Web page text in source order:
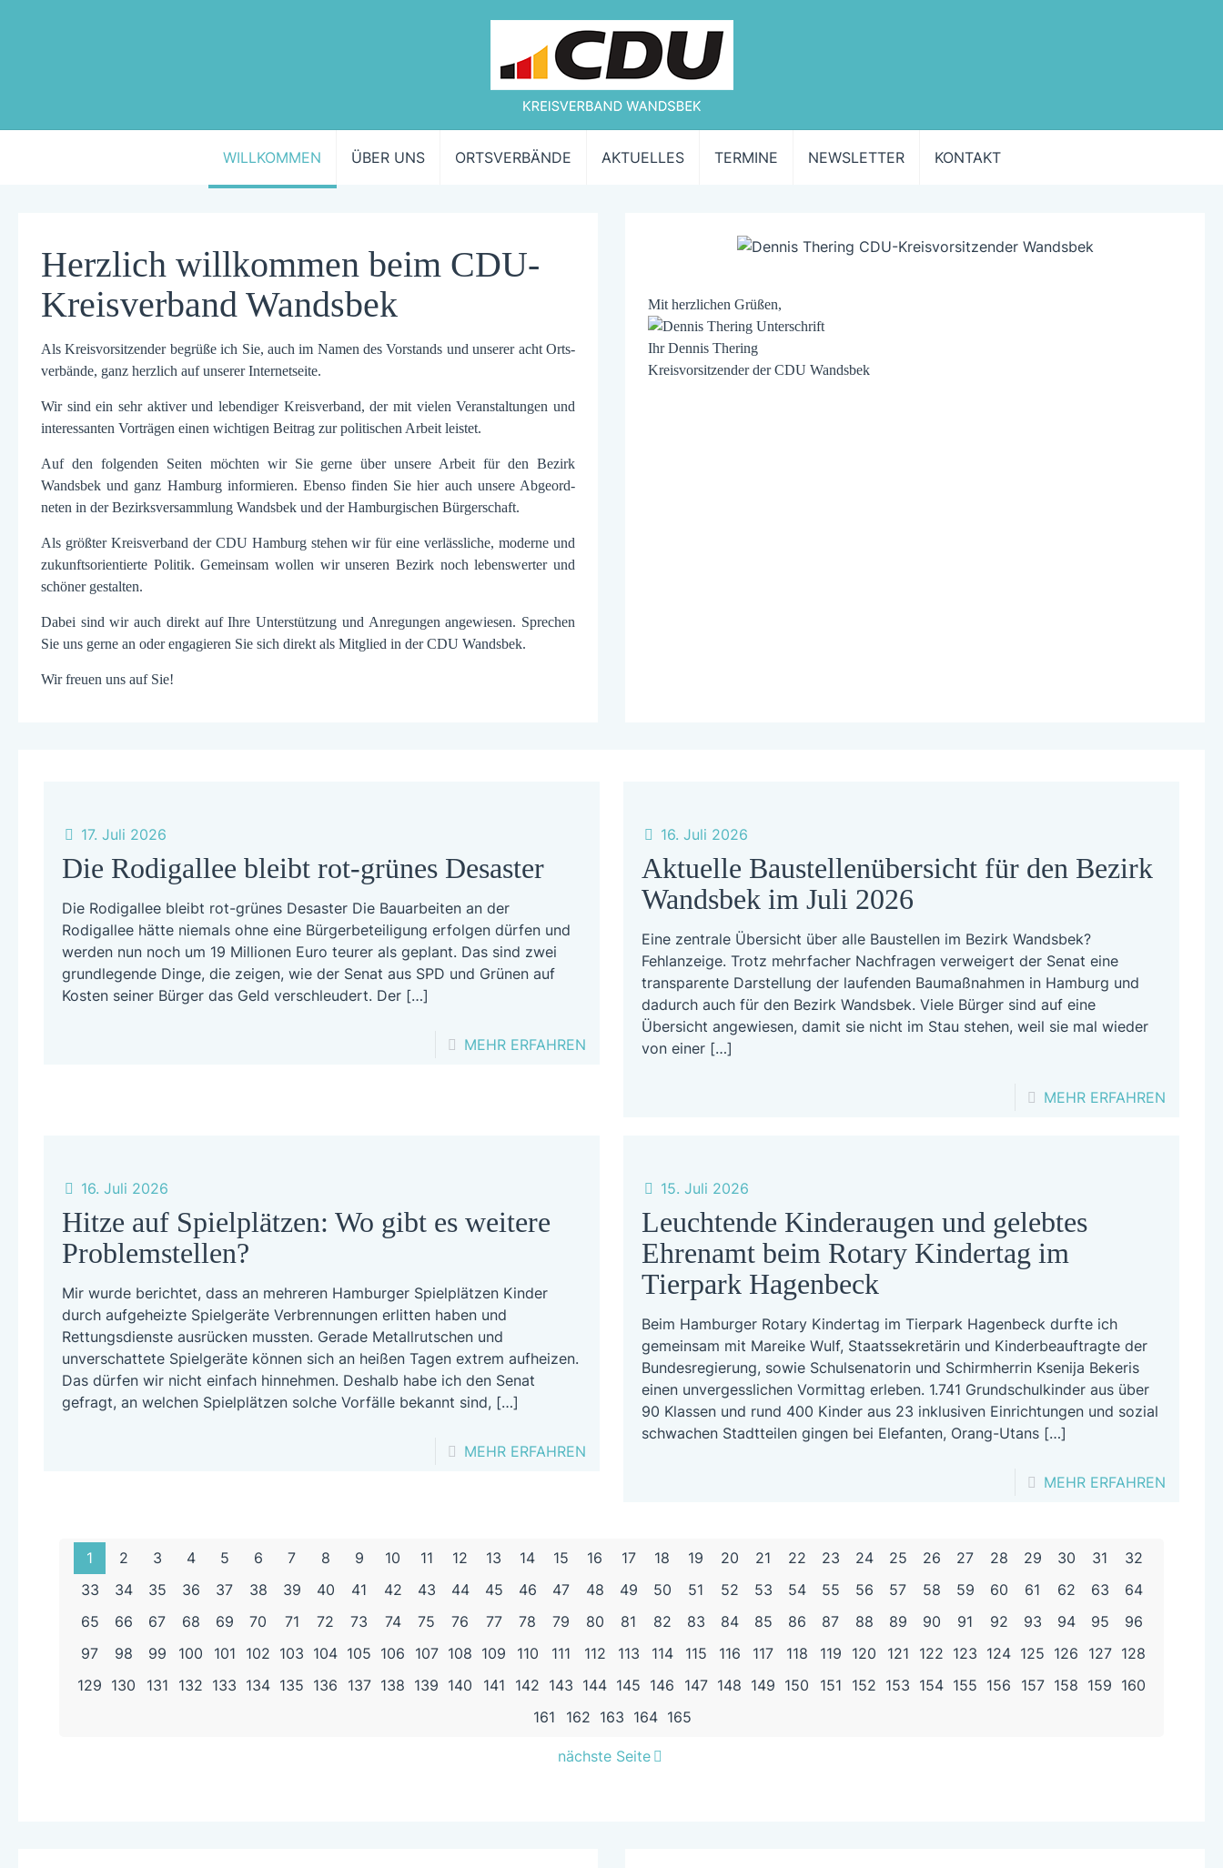
WILLKOMMEN ÜBER UNS ORTSVERBÄNDE AKTUELLES TERMINE NEWSLETTER KONTAKT
Herzlich willkommen beim CDU-
Kreisverband Wandsbek
Als Kreisvorsitzender begrüße ich Sie, auch im Namen des Vor­stands und unserer acht Orts­
verbände, ganz herz­lich auf unserer Internet­seite.
Wir sind ein sehr aktiver und lebendiger Kreis­verband, der mit vielen Ver­anstaltungen und
interessanten Vor­trägen einen wichtigen Bei­trag zur politischen Arbeit leistet.
Auf den folgenden Seiten möchten wir Sie gerne über unsere Arbeit für den Bezirk
Wandsbek und ganz Hamburg informieren. Ebenso finden Sie hier auch unsere Ab­geord­
neten in der Bezirks­versammlung Wandsbek und der Hamburgischen Bürger­schaft.
Als größter Kreis­verband der CDU Hamburg stehen wir für eine verläss­liche, moderne und
zukunfts­orientierte Politik. Gemeinsam wollen wir unseren Bezirk noch lebens­werter und
schöner gestalten.
Dabei sind wir auch direkt auf Ihre Unter­stützung und An­regungen ange­wiesen. Sprechen
Sie uns gerne an oder engagieren Sie sich direkt als Mit­glied in der CDU Wandsbek.
Wir freuen uns auf Sie!
Mit herzlichen Grüßen,
Ihr Dennis Thering
Kreisvorsitzender der CDU Wandsbek
17. Juli 2026
Die Rodigallee bleibt rot-grünes Desaster
Die Rodigallee bleibt rot-grünes Desaster Die Bauarbeiten an der
Rodigallee hätte niemals ohne eine Bürgerbeteiligung erfolgen dürfen und
werden nun noch um 19 Millionen Euro teurer als geplant. Das sind zwei
grundlegende Dinge, die zeigen, wie der Senat aus SPD und Grünen auf
Kosten seiner Bürger das Geld verschleudert. Der[…]
MEHR ERFAHREN
GRÜNES
16. Juli 2026
Aktuelle Baustellenübersicht für den Bezirk
Wandsbek im Juli 2026
Eine zentrale Übersicht über alle Baustellen im Bezirk Wandsbek?
Fehlanzeige. Trotz mehrfacher Nachfragen verweigert der Senat eine
transparente Darstellung der laufenden Baumaßnahmen in Hamburg und
dadurch auch für den Bezirk Wandsbek. Viele Bürger sind auf eine
Übersicht angewiesen, damit sie nicht im Stau stehen, weil sie mal wieder
von einer[…]
MEHR ERFAHREN-
16. Juli 2026
Hitze auf Spielplätzen: Wo gibt es weitere
Problemstellen?
Mir wurde berichtet, dass an mehreren Hamburger Spielplätzen Kinder
durch aufgeheizte Spielgeräte Verbrennungen erlitten haben und
Rettungsdienste ausrücken mussten. Gerade Metallrutschen und
unverschattete Spielgeräte können sich an heißen Tagen extrem aufheizen.
Das dürfen wir nicht einfach hinnehmen. Deshalb habe ich den Senat
gefragt, an welchen Spielplätzen solche Vorfälle bekannt sind, […]
MEHR ERFAHREN
WO
GIBT
ES
15. Juli 2026
Leuchtende Kinderaugen und gelebtes
Ehrenamt beim Rotary Kindertag im
Tierpark Hagenbeck
Beim Hamburger Rotary Kindertag im Tierpark Hagenbeck durfte ich
gemeinsam mit Mareike Wulf, Staatssekretärin und Kinderbeauftragte der
Bundesregierung, sowie Schulsenatorin und Schirmherrin Ksenija Bekeris
einen unvergesslichen Vormittag erleben. 1.741 Grundschulkinder aus über
90 Klassen und rund 400 Kinder aus 23 inklusiven Einrichtungen und sozial
schwachen Stadtteilen gingen bei Elefanten, Orang-Utans[…]
MEHR ERFAHREN-
1 2 3 4 5 6 7 8 9 10 11 12 13 14 15 16 17 18 19 20 21 22 23 24 25 26 27 28 29 30 31
32
33
34 35 36 37 38 39 40 41 42 43 44 45 46 47 48 49 50 51 52 53 54 55 56 57 58 59 60 61 62 63
64
65
66 67 68 69 70 71 72 73 74 75 76 77 78 79 80 81 82 83 84 85 86 87 88 89 90 91 92 93 94 95
96
97
98 99 100 101 102 103 104 105 106 107 108 109 110 111 112 113 114 115 116 117 118 119 120 121 122 123 124 125 126 127 128
129 130 131 132 133 134 135 136 137 138 139 140 141 142 143 144 145 146 147 148 149 150 151 152 153 154 155 156 157 158 159 160
161
162 163 164 165
nächste Seite